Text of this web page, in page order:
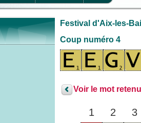
Festival d'Aix-les-
Coup numéro 4
Voir le mot
1 2
3